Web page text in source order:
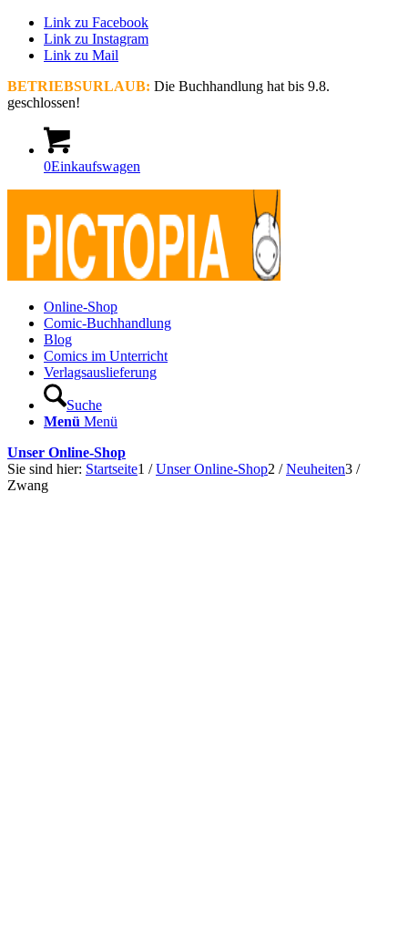
Link zu Facebook
Link zu Instagram
Link zu Mail
BETRIEBSURLAUB: Die Buchhandlung hat bis 9.8.
geschlossen!
0Einkaufswagen
Online-Shop
Comic-Buchhandlung
Blog
Comics im Unterricht
Verlagsauslieferung
Suche
Menü Menü
Unser Online-Shop
Sie sind hier: Startseite1 / Unser Online-Shop2 / Neuheiten3 /
Zwang